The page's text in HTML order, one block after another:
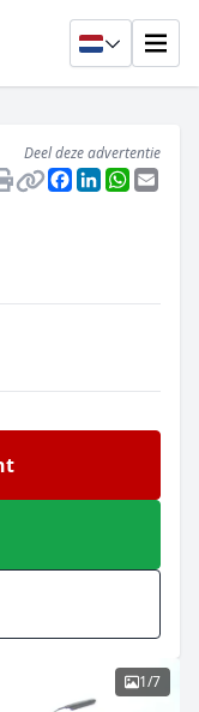
Deel deze advertentie
Facebook
LinkedIn
1/7